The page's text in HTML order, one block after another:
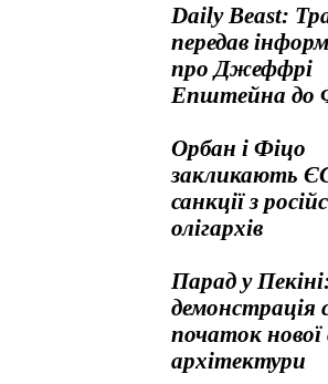
Daily Beast:
передав
про Джеффрі
Епштейна до
Орбан і Фіцо
закликають
санкції з
олігархів
Парад у
демонстрація
початок нової
архітектури